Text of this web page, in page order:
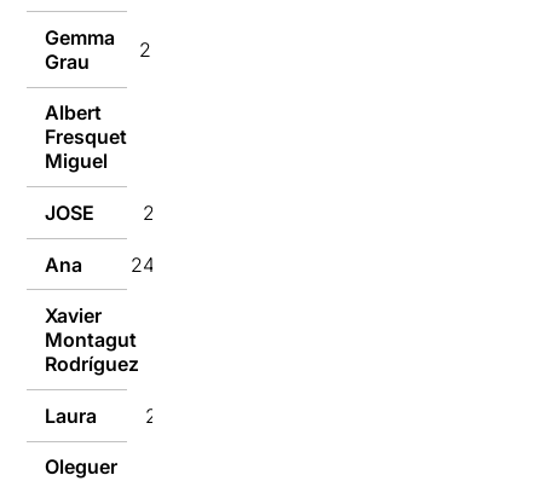
Gemma
Grau
25/01/2017
Albert
Fresquet
Miguel
JOSE 25/01/2017
Ana 24/01/2017
Xavier
Montagut
Rodríguez
Laura 24/01/2017
Oleguer